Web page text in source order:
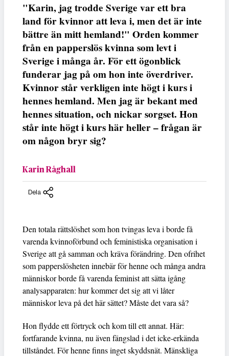
"Karin, jag trodde Sverige var ett bra
land för kvinnor att leva i, men det är inte
bättre än mitt hemland!" Orden kommer
från en papperslös kvinna som levt i
Sverige i många år. För ett ögonblick
funderar jag på om hon inte överdriver.
Kvinnor står verkligen inte högt i kurs i
hennes hemland. Men jag är bekant med
hennes situation, och nickar sorgset. Hon
står inte högt i kurs här heller – frågan är
om någon bryr sig?
Karin Råghall
Dela
Den totala rättslöshet som hon tvingas leva i borde få
varenda kvinnoförbund och feministiska organisation i
Sverige att gå samman och kräva förändring. Den ofrihet
som papperslösheten innebär för henne och många andra
människor borde få varenda feminist att sätta igång
analysapparaten: hur kommer det sig att vi låter
människor leva på det här sättet? Måste det vara så?
Hon flydde ett förtryck och kom till ett annat. Här:
fortfarande kvinna, nu även fängslad i det icke-erkända
tillståndet. För henne finns inget skyddsnät. Mänskliga